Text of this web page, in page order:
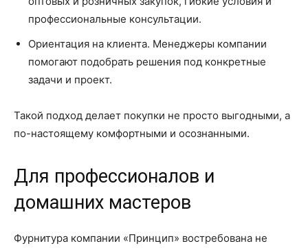
профессиональные консультации.
Ориентация на клиента. Менеджеры компании
помогают подобрать решения под конкретные
задачи и проект.
Такой подход делает покупки не просто выгодными, а
по-настоящему комфортными и осознанными.
Для профессионалов и
домашних мастеров
Фурнитура компании «Принцип» востребована не